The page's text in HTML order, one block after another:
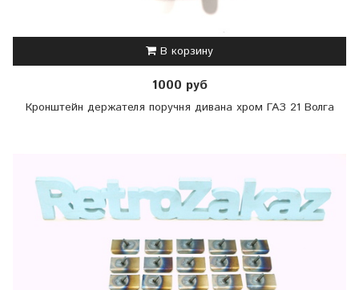
В корзину
1000 руб
Кронштейн держателя поручня дивана хром ГАЗ 21 Волга